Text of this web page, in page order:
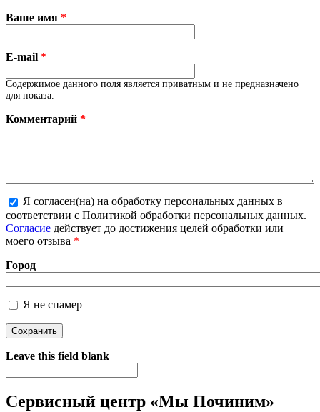
Ваше имя *
E-mail *
Содержимое данного поля является приватным и не предназначено
для показа.
Комментарий *
Более подробная информация о текстовых форматах
Я согласен(на) на обработку персональных данных в
соответствии с Политикой обработки персональных данных.
Согласие действует до достижения целей обработки или
моего отзыва *
Город
Я не спамер
Я спамер
Leave this field blank
Сервисный центр «Мы Починим»